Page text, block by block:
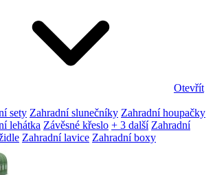
Otevřít
sety Zahradní slunečníky Zahradní houpačky
lehátka Závěsné křeslo + 3 další Zahradní
Zahradní lavice Zahradní boxy